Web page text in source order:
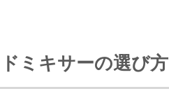
ミキサーの選び方